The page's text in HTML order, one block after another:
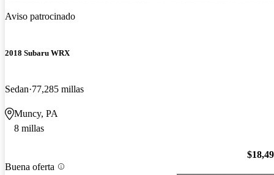
Aviso patrocinado
2018 Subaru WRX
Sedan 77,285 millas
Muncy, PA
8 millas
Buena oferta